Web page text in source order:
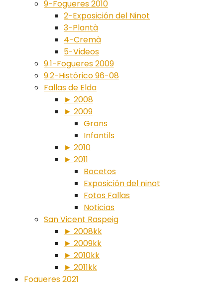
9-Fogueres 2010
2-Exposición del Ninot
3-Plantà
4-Cremà
5-Videos
9.1-Fogueres 2009
9.2-Histórico 96-08
Fallas de Elda
► 2008
► 2009
Grans
Infantils
► 2010
► 2011
Bocetos
Exposición del ninot
Fotos Fallas
Noticias
San Vicent Raspeig
► 2008kk
► 2009kk
► 2010kk
► 2011kk
Fogueres 2021